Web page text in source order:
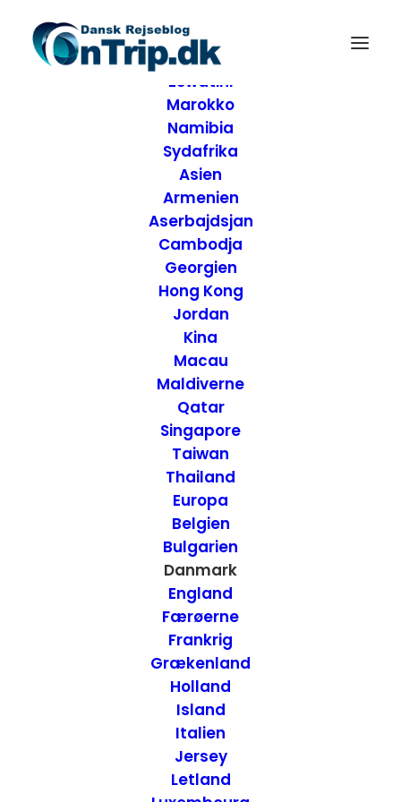
Destinationer
Afrika
Eswatini
Marokko
Namibia
Sydafrika
Asien
Armenien
Aserbajdsjan
Cambodja
Georgien
Hong Kong
Jordan
Kina
Macau
Maldiverne
Qatar
Singapore
Taiwan
Thailand
Europa
Belgien
Bulgarien
Danmark
England
Færøerne
Frankrig
Grækenland
Holland
Island
Italien
Jersey
Letland
Anmeldelse af
Brunch på Café
Jorden Rundt –
Charlottenlund,
Danmark
MAD, DANMARK
ONTRIP.DK